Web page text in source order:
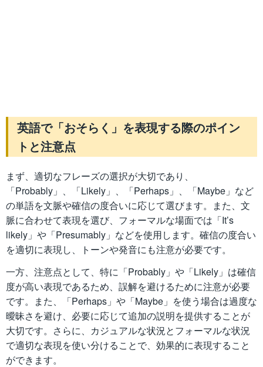
英語で「おそらく」を表現する際のポイン
トと注意点
まず、適切なフレーズの選択が大切であり、
「Probably」、「Likely」、「Perhaps」、「Maybe」など
の単語を文脈や確信の度合いに応じて選びます。また、文
脈に合わせて表現を選び、フォーマルな場面では「It’s
likely」や「Presumably」などを使用します。確信の度合い
を適切に表現し、トーンや発音にも注意が必要です。
一方、注意点として、特に「Probably」や「Likely」は確信
度が高い表現であるため、誤解を避けるために注意が必要
です。また、「Perhaps」や「Maybe」を使う場合は過度な
曖昧さを避け、必要に応じて追加の説明を提供することが
大切です。さらに、カジュアルな状況とフォーマルな状況
で適切な表現を使い分けることで、効果的に表現すること
ができます。